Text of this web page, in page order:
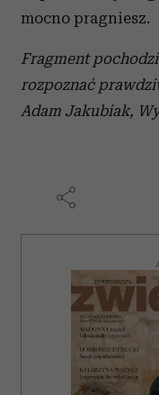
Partnerzy mogą
korzystania z ich
mocno pragniesz.
Fragment
rozpoznać
Adam Jakubiak,